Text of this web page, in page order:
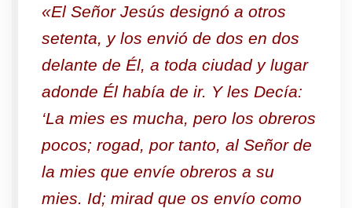
«El Señor Jesús designó a otros
setenta, y los envió de dos en dos
delante de Él, a toda ciudad y lugar
adonde Él había de ir. Y les Decía:
‘La mies es mucha, pero los obreros
pocos; rogad, por tanto, al Señor de
la mies que envíe obreros a su
mies. Id; mirad que os envío como